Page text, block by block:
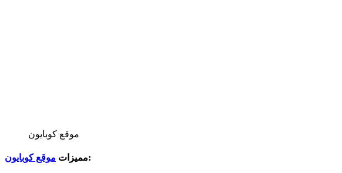
موقع كوبايون
مميزات موقع كوبايون :